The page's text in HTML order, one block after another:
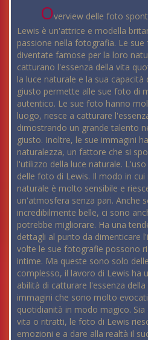
Overview delle foto
Lewis è un'attrice e modella
passione nella fotografia. Le
diventate famose per la loro
catturano l'essenza della vita
la luce naturale e la sua
giusto permette alle sue foto di
autentico. Le sue foto hanno
luogo, riesce a catturare
dimostrando un grande talento
giusto. Inoltre, le sue immagini
naturalezza, un fattore che si
l'utilizzo della luce naturale.
delle foto di Lewis. Il modo in cui
naturale è molto sensibile e
un'atmosfera senza pari. Anche
incredibilmente belle, ci sono
potrebbe migliorare. Ha una
dettagli al punto da dimenticare
volte le sue fotografie possono
intime. Ma queste sono solo
complesso, il lavoro di Lewis ha
abilità di catturare l'essenza
immagini che sono molto
quotidianità in modo magico.
vita o ritratti, le foto di Lewis
emozioni e a dare alla realtà il